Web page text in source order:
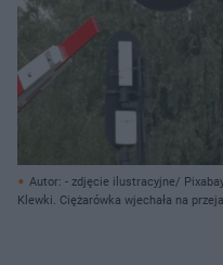
Autor: - zdjęcie ilustracyjne/
Klewki. Ciężarówka wjechała na